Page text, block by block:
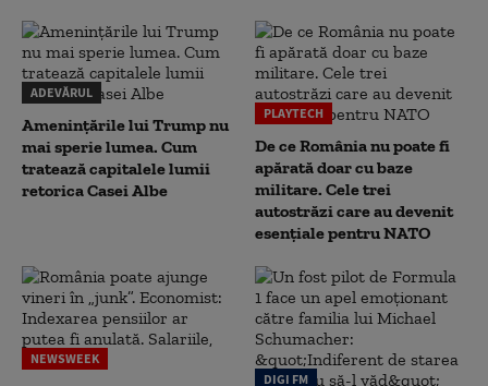
ADEVĂRUL
Amenințările lui Trump nu
mai sperie lumea. Cum
tratează capitalele lumii
retorica Casei Albe
PLAYTECH
De ce România nu poate fi
apărată doar cu baze
militare. Cele trei
autostrăzi care au devenit
esențiale pentru NATO
NEWSWEEK
DIGI FM